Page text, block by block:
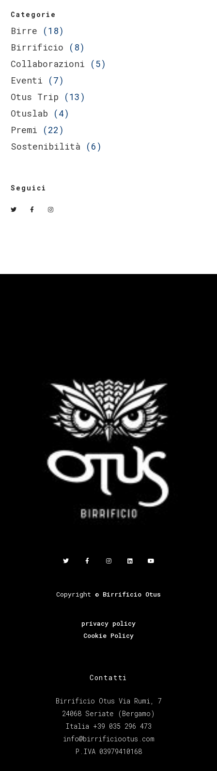
Categorie
Birre (18)
Birrificio (8)
Collaborazioni (5)
Eventi (7)
Otus Trip (13)
Otuslab (4)
Premi (22)
Sostenibilità (6)
Seguici
Copyright © Birrificio Otus
privacy policy
Cookie Policy
Contatti
Birrificio Otus Via Rumi, 7
24068 Seriate (Bergamo)
Italia +39 035 296 473
info@birrificiootus.com
P.IVA 03979410168